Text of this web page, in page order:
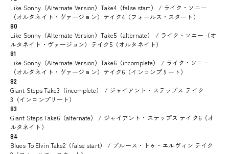
Like Sonny（Alternate Version）Take4（false start） / ライク・ソニー
（オルタネイト・ヴァージョン）テイク4（フォールス・スタート）
80
Like Sonny（Alternate Version）Take5（alternate） / ライク・ソニー（オ
ルタネイト・ヴァージョン）テイク5（オルタネイト）
81
Like Sonny（Alternate Version）Take6（incomplete） / ライク・ソニー
（オルタネイト・ヴァージョン）テイク6（インコンプリート）
82
Giant Steps Take3（incomplete） / ジャイアント・ステップス テイク
3（インコンプリート）
83
Giant Steps Take6（alternate） / ジャイアント・ステップス テイク6（オ
ルタネイト）
84
Blues To Elvin Take2（false start） / ブルース・トゥ・エルヴィン テイク